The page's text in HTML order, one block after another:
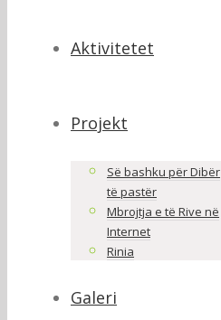
Aktivitetet
Projekt
Së bashku për Dibër
të pastër
Mbrojtja e të Rive në
Internet
Rinia
Galeri